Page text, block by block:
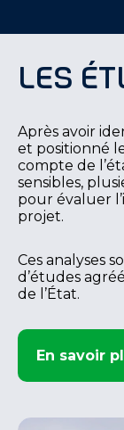
Les
Après avoir
et positionné
compte de
sensibles,
pour évaluer
projet.
Ces analyses
d’études
de l’État.
En savoir